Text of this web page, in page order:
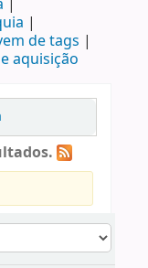
de tags
aquisição